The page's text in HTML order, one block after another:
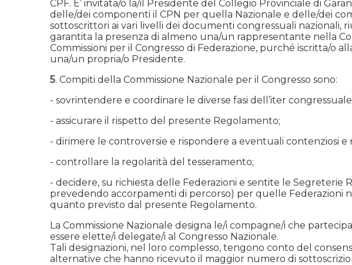
CPF. E’ invitata/o la/il Presidente del Collegio Provinciale di
delle/dei componenti il CPN per quella Nazionale e delle/dei
sottoscrittori ai vari livelli dei documenti congressuali
garantita la presenza di almeno una/un rappresentante nella
Commissioni per il Congresso di Federazione, purché iscritta/o
una/un propria/o Presidente.
5. Compiti della Commissione Nazionale per il Congresso sono:
- sovrintendere e coordinare le diverse fasi dell’iter
- assicurare il rispetto del presente Regolamento;
- dirimere le controversie e rispondere a eventuali contenziosi
- controllare la regolarità del tesseramento;
- decidere, su richiesta delle Federazioni e sentite le
prevedendo accorpamenti di percorso) per quelle
quanto previsto dal presente Regolamento.
La Commissione Nazionale designa le/i compagne/i che
essere elette/i delegate/i al Congresso Nazionale.
Tali designazioni, nel loro complesso, tengono conto del
alternative che hanno ricevuto il maggior numero di